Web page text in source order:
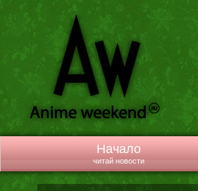
Начало
читай новости